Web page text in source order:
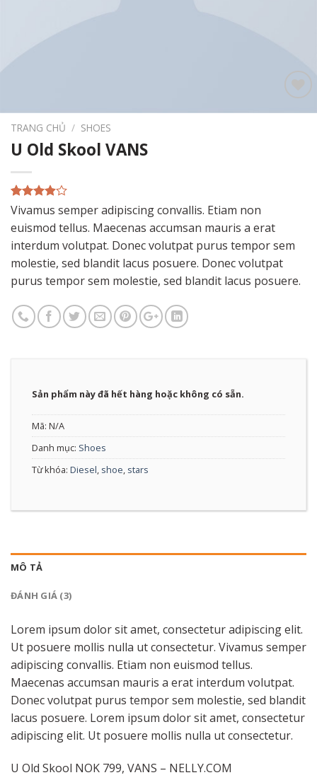
Add to
TRANG CHỦ / SHOES
U Old Skool VANS
3.67trên
trên
3
đánh
giá
Vivamus semper adipiscing convallis. Etiam non
euismod tellus. Maecenas accumsan mauris a erat
interdum volutpat. Donec volutpat purus tempor sem
molestie, sed blandit lacus posuere. Donec volutpat
purus tempor sem molestie, sed blandit lacus posuere.
Sản phẩm này đã hết hàng hoặc không có sẵn.
Mã: N/A
Danh mục: Shoes
Từ khóa: Diesel, shoe, stars
MÔ TẢ
ĐÁNH GIÁ (3)
Lorem ipsum dolor sit amet, consectetur adipiscing elit.
Ut posuere mollis nulla ut consectetur. Vivamus semper
adipiscing convallis. Etiam non euismod tellus.
Maecenas accumsan mauris a erat interdum volutpat.
Donec volutpat purus tempor sem molestie, sed blandit
lacus posuere. Lorem ipsum dolor sit amet, consectetur
adipiscing elit. Ut posuere mollis nulla ut consectetur.
U Old Skool NOK 799, VANS – NELLY.COM